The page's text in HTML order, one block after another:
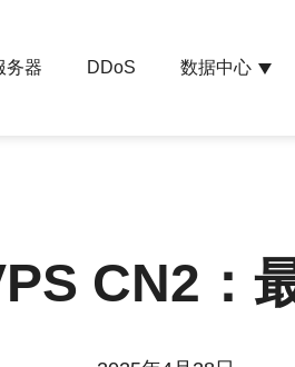
务器 DDoS 数据中心
CN2：